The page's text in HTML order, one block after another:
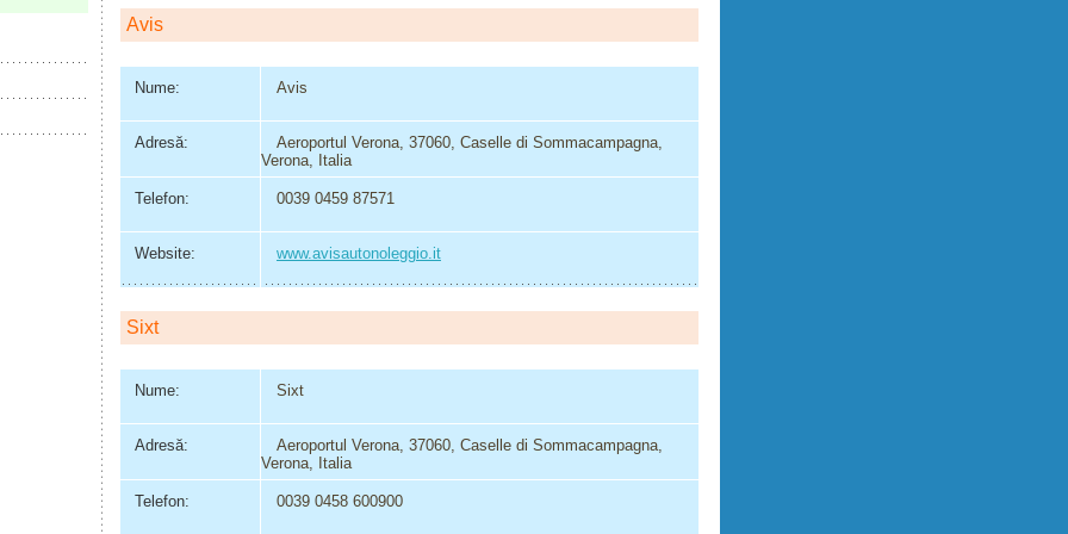
Avis
Nume: Avis
Adresă:
Aeroportul Verona, 37060, Caselle di Sommacampagna,
Verona, Italia
Telefon: 0039 0459 87571
Website: www.avisautonoleggio.it
Sixt
Nume: Sixt
Adresă:
Aeroportul Verona, 37060, Caselle di Sommacampagna,
Verona, Italia
Telefon: 0039 0458 600900